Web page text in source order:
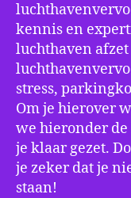
kennis en
luchthaven
stress,
Om je hierover
we hieronder
je klaar gezet.
je zeker dat je
staan!